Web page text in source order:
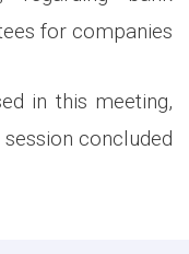
for companies.
in this meeting,
concluded.